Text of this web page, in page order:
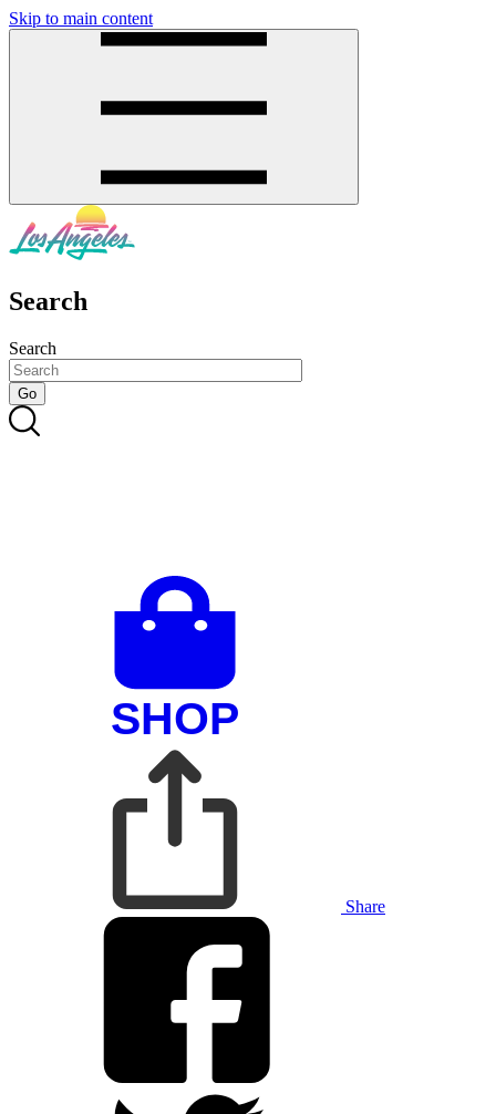
Skip to main content
Search
Search
Share